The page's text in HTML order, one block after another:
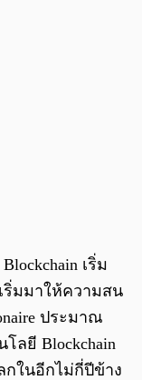
เริ่ม
ริ่มมาให้ความสน
ประมาณ
ลยี Blockchain
กในอีกไม่กี่ปีข้าง